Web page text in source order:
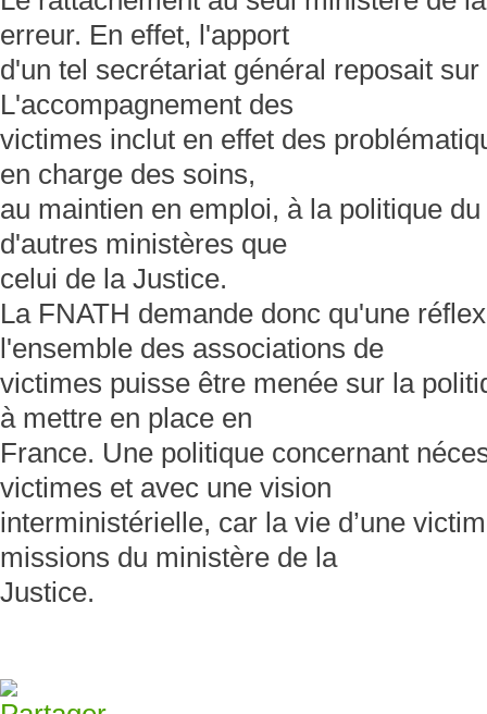
erreur. En effet, l'apport
d'un tel secrétariat général reposait
L'accompagnement des
victimes inclut en effet des
en charge des soins,
au maintien en emploi, à la politique
d'autres ministères que
celui de la Justice.
La FNATH demande donc qu'une
l'ensemble des associations de
victimes puisse être menée sur la
à mettre en place en
France. Une politique concernant
victimes et avec une vision
interministérielle, car la vie d’une
missions du ministère de la
Justice.